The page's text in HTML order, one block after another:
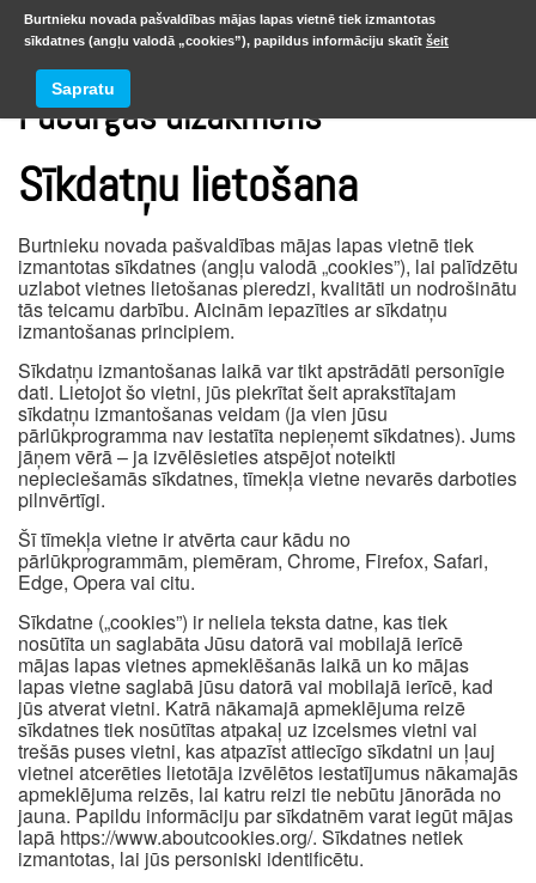
Pučurgas dižakmens
Sīkdatņu lietošana
Burtnieku novada pašvaldības mājas lapas vietnē tiek
izmantotas sīkdatnes (angļu valodā „cookies”), lai palīdzētu
uzlabot vietnes lietošanas pieredzi, kvalitāti un nodrošinātu
tās teicamu darbību. Aicinām iepazīties ar sīkdatņu
izmantošanas principiem.
Sīkdatņu izmantošanas laikā var tikt apstrādāti personīgie
dati. Lietojot šo vietni, jūs piekrītat šeit aprakstītajam
sīkdatņu izmantošanas veidam (ja vien jūsu
pārlūkprogramma nav iestatīta nepieņemt sīkdatnes). Jums
jāņem vērā – ja izvēlēsieties atspējot noteikti
nepieciešamās sīkdatnes, tīmekļa vietne nevarēs darboties
pilnvērtīgi.
Šī tīmekļa vietne ir atvērta caur kādu no
pārlūkprogrammām, piemēram, Chrome, Firefox, Safari,
Edge, Opera vai citu.
Sīkdatne („cookies”) ir neliela teksta datne, kas tiek
nosūtīta un saglabāta Jūsu datorā vai mobilajā ierīcē
mājas lapas vietnes apmeklēšanās laikā un ko mājas
lapas vietne saglabā jūsu datorā vai mobilajā ierīcē, kad
jūs atverat vietni. Katrā nākamajā apmeklējuma reizē
sīkdatnes tiek nosūtītas atpakaļ uz izcelsmes vietni vai
trešās puses vietni, kas atpazīst attiecīgo sīkdatni un ļauj
vietnei atcerēties lietotāja izvēlētos iestatījumus nākamajās
apmeklējuma reizēs, lai katru reizi tie nebūtu jānorāda no
jauna. Papildu informāciju par sīkdatnēm varat iegūt mājas
lapā https://www.aboutcookies.org/. Sīkdatnes netiek
izmantotas, lai jūs personiski identificētu.
Burtnieku novada pašvaldības mājas lapas vietnē tiek izmantotas
sīkdatnes (angļu valodā „cookies”), papildus informāciju skatīt šeit
Sapratu